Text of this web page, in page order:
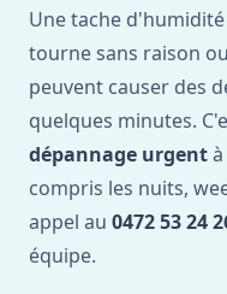
Une tache
tourne sans raison
peuvent causer des
quelques minutes.
dépannage urgent
compris les nuits,
appel au 0472 53 24
équipe.